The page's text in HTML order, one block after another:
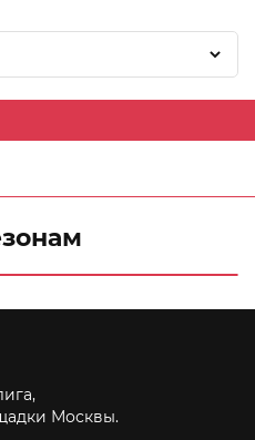
Москвы.